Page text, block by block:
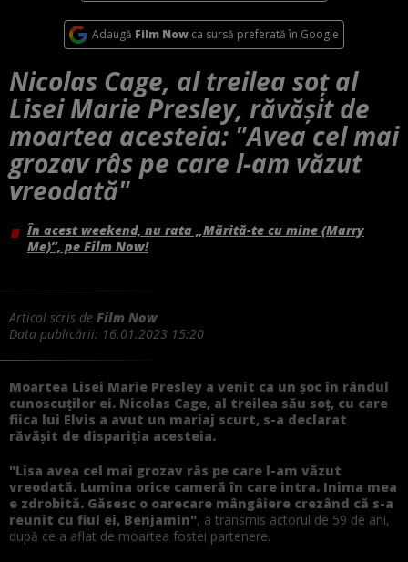
Adaugă Film Now ca sursă preferată în Google
Nicolas Cage, al treilea soț al
Lisei Marie Presley, răvășit de
moartea acesteia: "Avea cel mai
grozav râs pe care l-am văzut
vreodată"
În acest weekend, nu rata „Mărită-te cu mine (Marry
Me)”, pe Film Now!
Articol scris de Film Now
Data publicării: 16.01.2023 15:20
Moartea Lisei Marie Presley a venit ca un șoc în rândul
cunoscuților ei. Nicolas Cage, al treilea său soț, cu care
fiica lui Elvis a avut un mariaj scurt, s-a declarat
răvășit de dispariția acesteia.
"Lisa avea cel mai grozav râs pe care l-am văzut
vreodată. Lumina orice cameră în care intra. Inima mea
e zdrobită. Găsesc o oarecare mângâiere crezând că s-a
reunit cu fiul ei, Benjamin", a transmis actorul de 59 de ani,
după ce a aflat de moartea fostei partenere.